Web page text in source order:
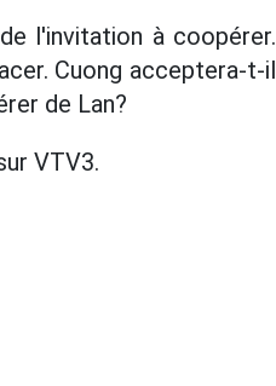
l'invitation à coopérer.
Cuong acceptera-t-il
de Lan?
VTV3.